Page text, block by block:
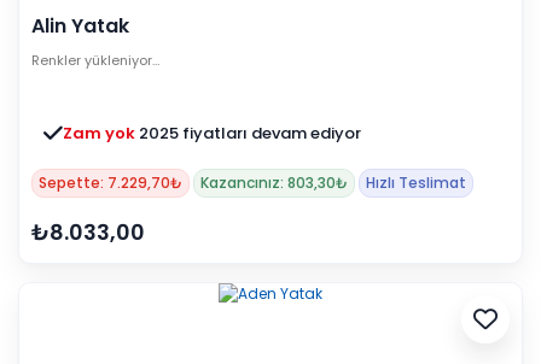
Alin Yatak
Renkler yükleniyor…
Zam yok 2025 fiyatları devam ediyor
Sepette: 7.229,70₺ Kazancınız: 803,30₺ Hızlı Teslimat
₺8.033,00